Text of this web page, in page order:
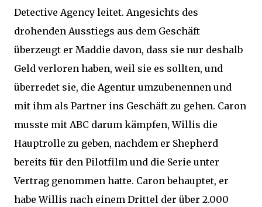
Detective Agency leitet. Angesichts des
drohenden Ausstiegs aus dem Geschäft
überzeugt er Maddie davon, dass sie nur deshalb
Geld verloren haben, weil sie es sollten, und
überredet sie, die Agentur umzubenennen und
mit ihm als Partner ins Geschäft zu gehen. Caron
musste mit ABC darum kämpfen, Willis die
Hauptrolle zu geben, nachdem er Shepherd
bereits für den Pilotfilm und die Serie unter
Vertrag genommen hatte. Caron behauptet, er
habe Willis nach einem Drittel der über 2.000